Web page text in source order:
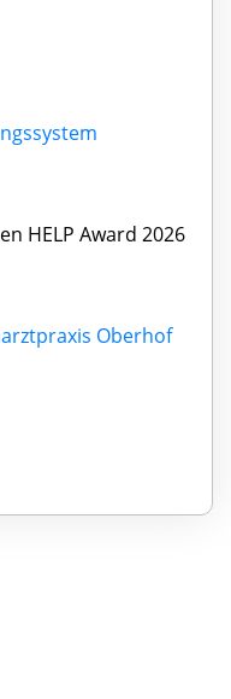
HELP Award 2026
Oberhof